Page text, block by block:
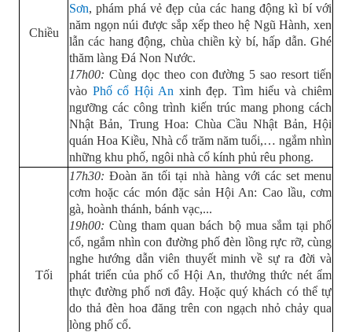
Chiều
Sơn, phám phá vẻ đẹp của các hang động kì bí với
năm ngọn núi được sắp xếp theo hệ Ngũ Hành, xen
lẫn các hang động, chùa chiền kỳ bí, hấp dẫn. Ghé
thăm làng Đá Non Nước.
17h00: Cùng dọc theo con đường 5 sao resort tiến
vào Phố cổ Hội An xinh đẹp. Tìm hiểu và chiêm
ngưỡng các công trình kiến trúc mang phong cách
Nhật Bản, Trung Hoa: Chùa Cầu Nhật Bản, Hội
quán Hoa Kiều, Nhà cổ trăm năm tuổi,… ngắm nhìn
những khu phố, ngôi nhà cổ kính phủ rêu phong.
Tối
17h30: Đoàn ăn tối tại nhà hàng với các set menu
cơm hoặc các món đặc sản Hội An: Cao lầu, cơm
gà, hoành thánh, bánh vạc,...
19h00: Cùng tham quan bách bộ mua sắm tại phố
cổ, ngắm nhìn con đường phố đèn lồng rực rỡ, cùng
nghe hướng dẫn viên thuyết minh về sự ra đời và
phát triển của phố cổ Hội An, thưởng thức nét ẩm
thực đường phố nơi đây. Hoặc quý khách có thể tự
do thả đèn hoa đăng trên con ngạch nhỏ chảy qua
lòng phố cổ.